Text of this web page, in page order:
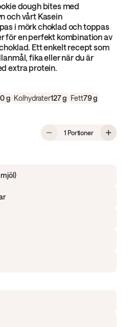
dough bites med
och vårt Kasein
i mörk choklad och toppas
för en perfekt kombination av
Ett enkelt recept som
fika eller när du är
extra protein.
g Kolhydrater127g Fett79g
1 Portioner, Proteinrika